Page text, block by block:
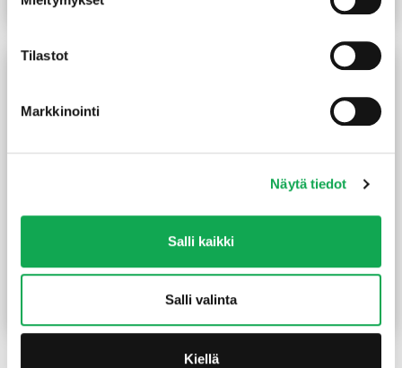
Tilastot
Markkinointi
Näytä tiedot
Salli kaikki
Salli valinta
Kiellä
Lue lisää
Siparila korjausmaali 0,5 l
silver
Sivellin tasoittaja
synteettinen harjas 50 mm